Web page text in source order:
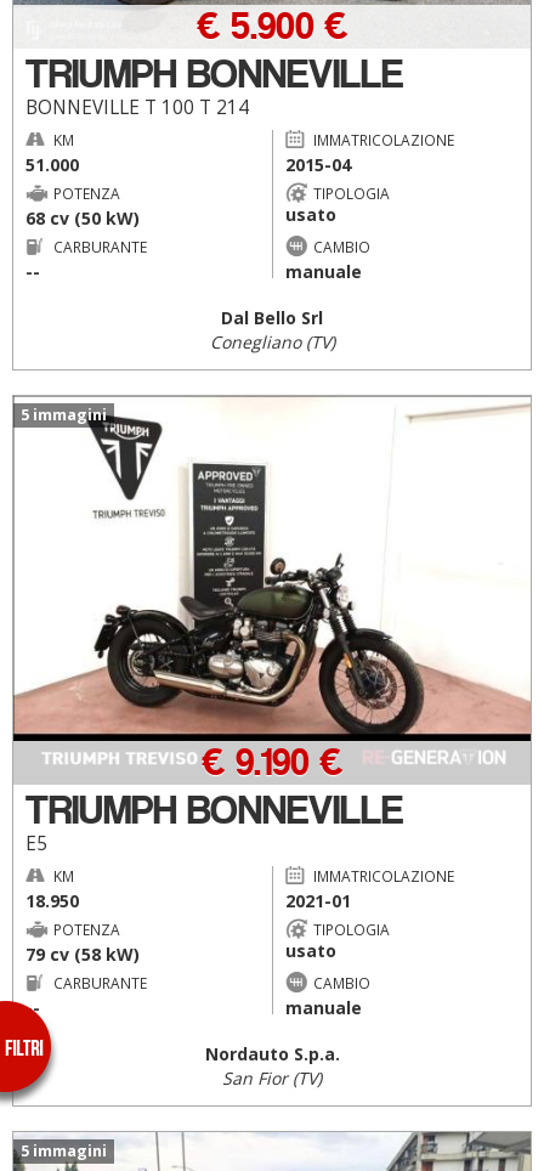
TRIUMPH BONNEVILLE
BONNEVILLE T 100 T 214
€ 5.900 €
KM
51.000
IMMATRICOLAZIONE
2015-04
POTENZA
68 cv (50 kW)
TIPOLOGIA
usato
CARBURANTE
--
CAMBIO
manuale
Dal Bello Srl
Conegliano (TV)
5 immagini
TRIUMPH BONNEVILLE
E5
€ 9.190 €
KM
18.950
IMMATRICOLAZIONE
2021-01
POTENZA
79 cv (58 kW)
TIPOLOGIA
usato
CARBURANTE
--
CAMBIO
manuale
Nordauto S.p.a.
San Fior (TV)
5 immagini